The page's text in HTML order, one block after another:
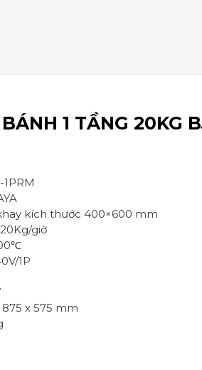
1 TẦNG 20KG
kích thước 400×600 mm
giờ
1P
x 575 mm